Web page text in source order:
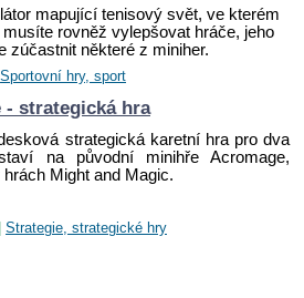
mapující tenisový svět, ve kterém
rovněž vylepšovat hráče, jeho
zúčastnit některé z miniher.
Sportovní hry, sport
- strategická hra
strategická karetní hra pro dva
na původní minihře Acromage,
Might and Magic.
Strategie, strategické hry